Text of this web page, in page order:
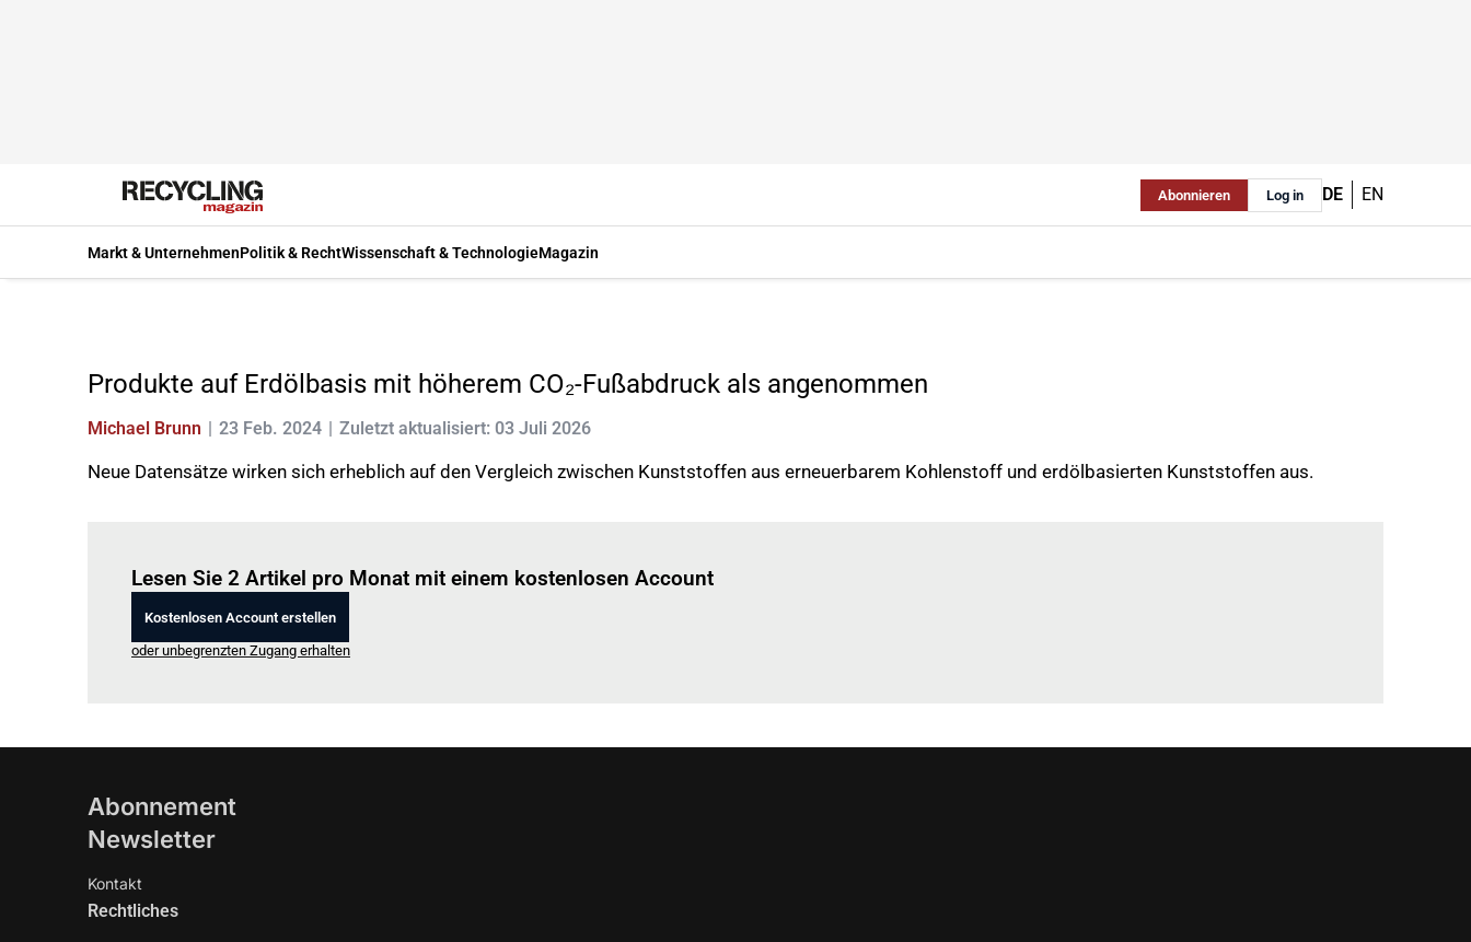
Abonnieren Log in DE EN
Markt & UnternehmenPolitik & RechtWissenschaft & TechnologieMagazin
Produkte auf Erdölbasis mit höherem CO₂-Fußabdruck als angenommen
Michael Brunn 23 Feb. 2024 Zuletzt aktualisiert: 03 Juli 2026
Neue Datensätze wirken sich erheblich auf den Vergleich zwischen Kunststoffen aus erneuerbarem Kohlenstoff und erdölbasierten Kunststoffen aus.
Lesen Sie 2 Artikel pro Monat mit einem kostenlosen Account
Kostenlosen Account erstellen
oder unbegrenzten Zugang erhalten
Abonnement
Newsletter
Kontakt
Rechtliches